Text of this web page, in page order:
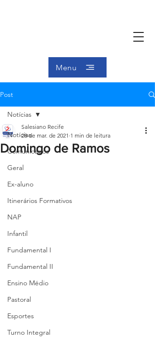
Menu
Post
Notícias
Comunicados
Geral
Ex-aluno
Itinerários Formativos
NAP
Infantil
Fundamental I
Fundamental II
Ensino Médio
Pastoral
Esportes
Turno Integral
Notícias
Domingo de Ramos
Salesiano Recife
28 de mar. de 2021 1 min de leitura